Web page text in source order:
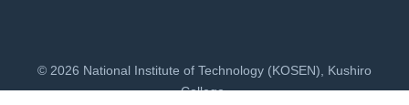
© 2026 National Institute of Technology (KOSEN), Kushiro
College.